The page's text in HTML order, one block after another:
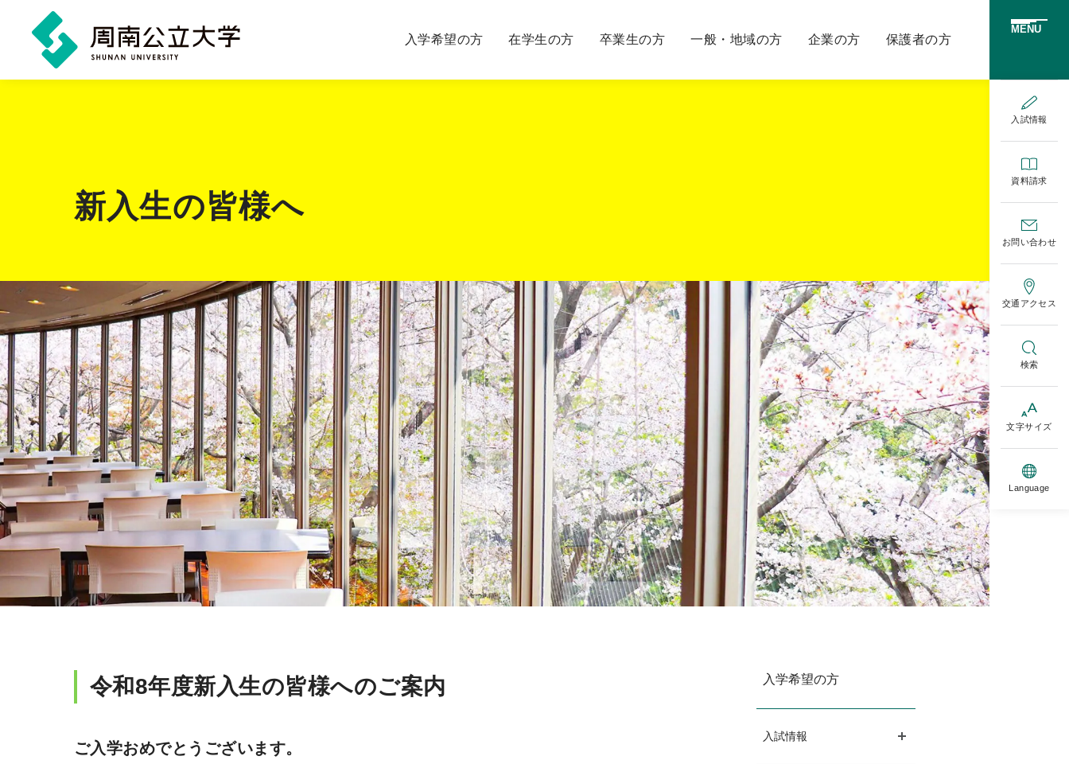
キ
ッ
プ
入学希望の方 在学生の方 卒業生の方 一般・地域の方 企業の方 保護者の方
MENU
入試情報
資料請求
お問い合わせ
交通アクセス
検索
文字サイズ
Language
新入生の皆様へ
令和8年度新入生の皆様へのご案内
ご入学おめでとうございます。
入学希望の方
入試情報